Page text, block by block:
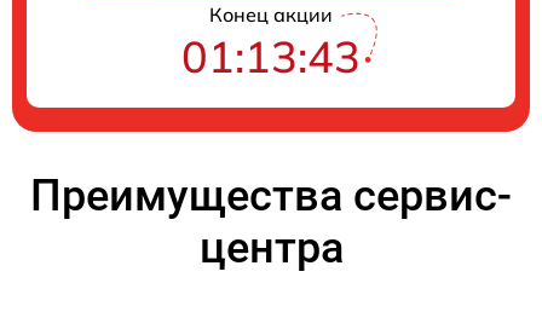
Конец акции
01:13:42
Преимущества сервис-
центра